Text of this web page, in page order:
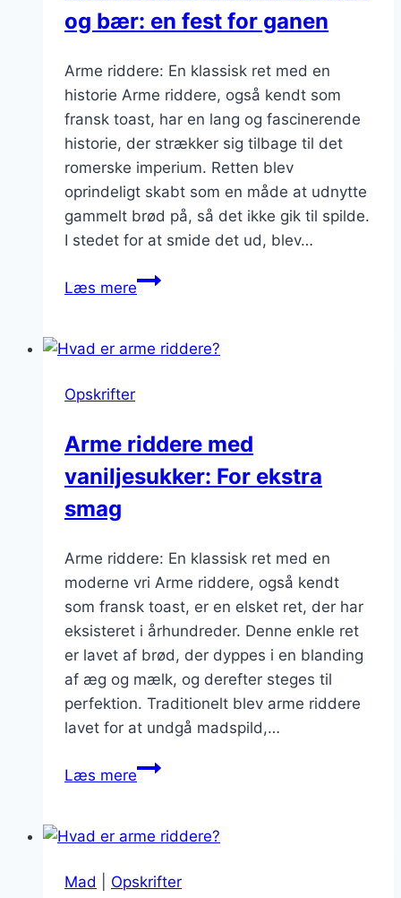
og bær: en fest for ganen
Arme riddere: En klassisk ret med en
historie Arme riddere, også kendt som
fransk toast, har en lang og fascinerende
historie, der strækker sig tilbage til det
romerske imperium. Retten blev
oprindeligt skabt som en måde at udnytte
gammelt brød på, så det ikke gik til spilde.
I stedet for at smide det ud, blev…
Læs mereArme
flødeskum
fest
for
Opskrifter
Arme riddere med
vaniljesukker: For ekstra
smag
Arme riddere: En klassisk ret med en
moderne vri Arme riddere, også kendt
som fransk toast, er en elsket ret, der har
eksisteret i århundreder. Denne enkle ret
er lavet af brød, der dyppes i en blanding
af æg og mælk, og derefter steges til
perfektion. Traditionelt blev arme riddere
lavet for at undgå madspild,…
Læs mereArme
vaniljesukker:
ekstra
Mad Opskrifter